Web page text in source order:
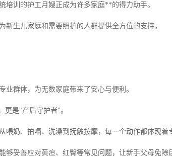
培训的护工月嫂正成为许多家庭**的得力助手。
新生儿家庭和需要照护的人群提供全方位的支持。
业群体，为无数家庭带来了安心与便利。
更是"产后守护者"。
喂奶、拍嗝、洗澡到抚触按摩，每一个动作都体现着
够妥善应对黄疸、红臀等常见问题，让新手父母免除